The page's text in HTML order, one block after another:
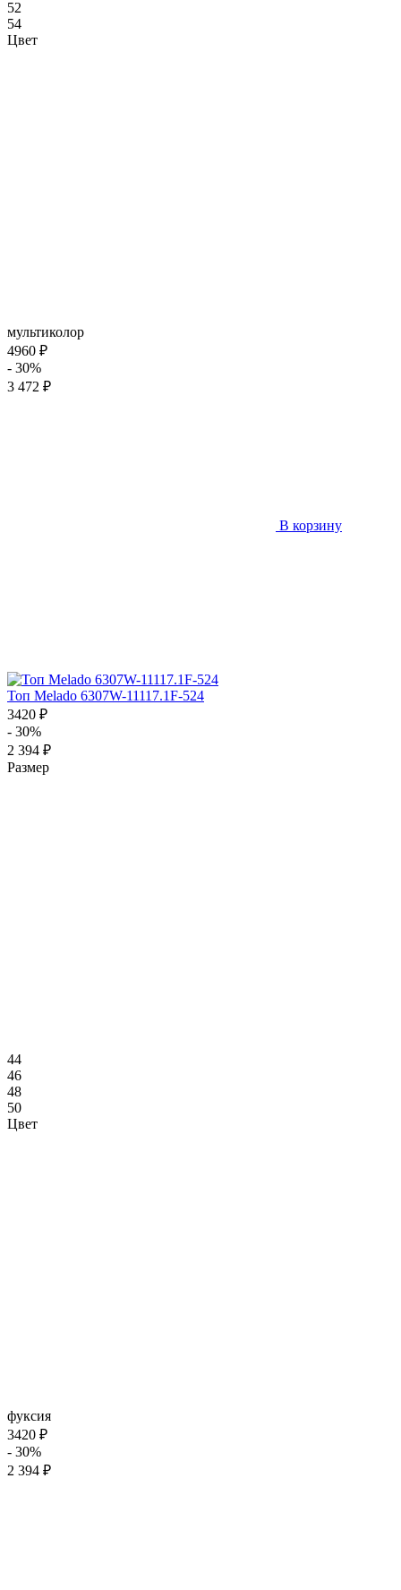
52
54
Цвет
мультиколор
4960 ₽
- 30%
3 472 ₽
В корзину
Топ Melado 6307W-11117.1F-524
3420 ₽
- 30%
2 394 ₽
Размер
44
46
48
50
Цвет
фуксия
3420 ₽
- 30%
2 394 ₽